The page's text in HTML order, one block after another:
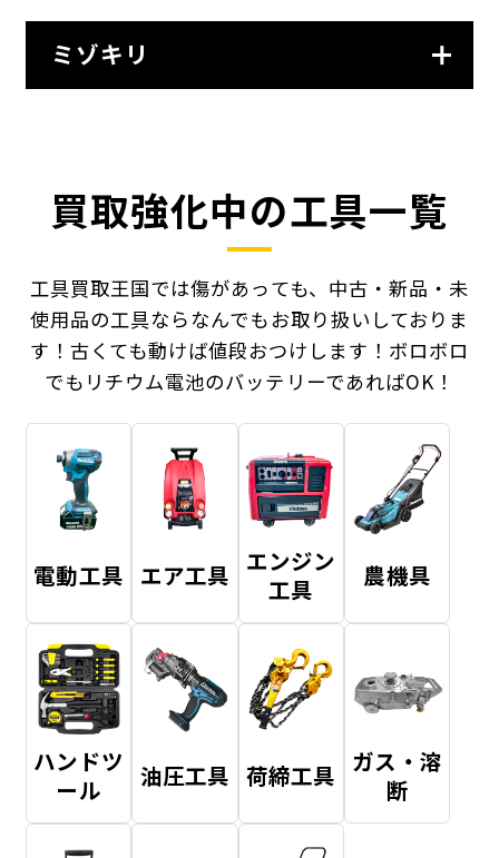
ミゾキリ
買取強化中の工具一覧
工具買取王国では傷があっても、中古・新品・未
使用品の工具ならなんでもお取り扱いしておりま
す！ 古くても動けば値段おつけします！ボロボロ
でもリチウム電池のバッテリーであればOK！
電動工具 エア工具 エンジン
工具
農機具
ハンドツ
ール
油圧工具 荷締工具 ガス・溶
断